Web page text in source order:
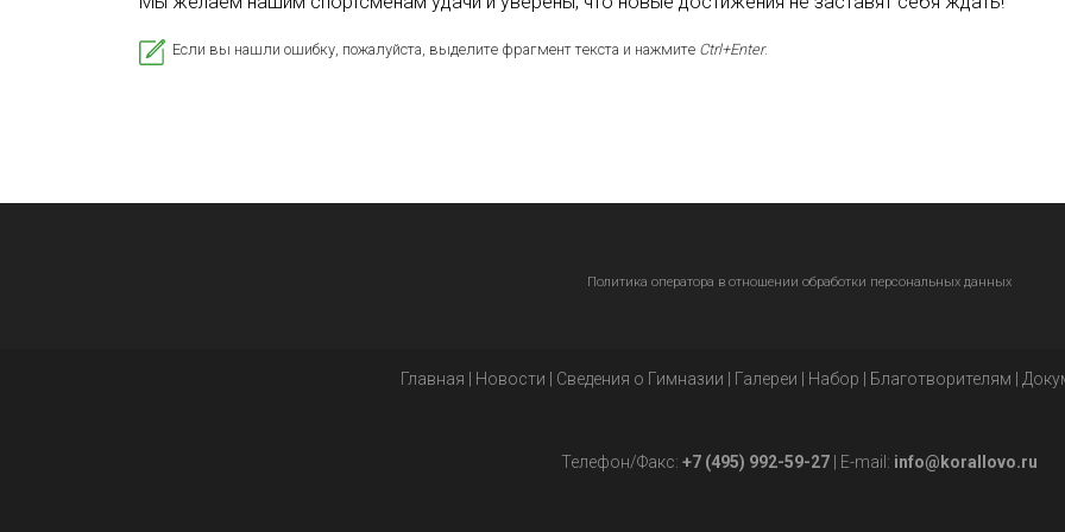
Если вы нашли ошибку, пожалуйста, выделите фрагмент текста и нажмите Ctrl+Enter.
Политика оператора в отношении обработки персональных данных
Главная | Новости | Сведения о Гимназии | Галереи | Набор | Благотворителям |
Телефон/Факс: +7 (495) 992-59-27| E-mail: info@korallovo.ru